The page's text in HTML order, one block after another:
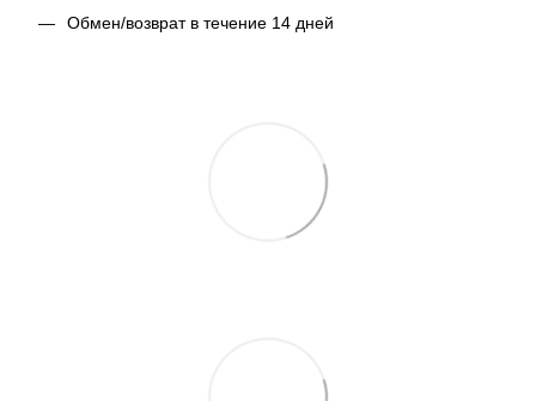
Обмен/возврат в течение 14 дней